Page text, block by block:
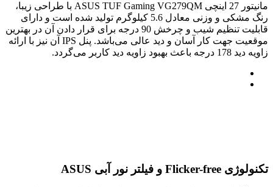
مانیتور 27 اینچی ASUS TUF Gaming VG279QM با طراحی زیبا،
رنگ مشکی و وزنی معادل 5.6 کیلوگرم تولید شده است و دارای
قابلیت تنظیم شیب و چرخش 90 درجه برای قرار دادن آن در بهترین
موقعیت جهت کار آسان و دید عالی می‌باشد. پنل IPS آن نیز با ارائه
زاویه دید 178 درجه باعث بهبود زاویه دید کاربر می‌گردد.
تکنولوژی Flicker-free و فیلتر نور آبی ASUS